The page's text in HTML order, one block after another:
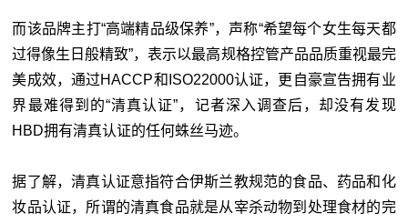
而该品牌主打“高端精品级保养”，声称“希望每个女生每天都
过得像生日般精致”，表示以最高规格控管产品品质重视最完
美成效，通过HACCP和ISO22000认证，更自豪宣告拥有业
界最难得到的“清真认证”，记者深入调查后，却没有发现
HBD拥有清真认证的任何蛛丝马迹。
据了解，清真认证意指符合伊斯兰教规范的食品、药品和化
妆品认证，所谓的清真食品就是从宰杀动物到处理食材的完